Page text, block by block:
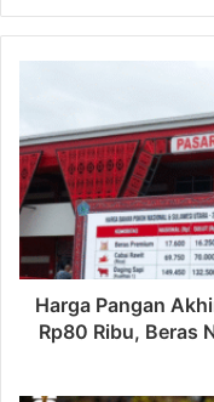
Harga Pangan
Rp80 Ribu, Beras